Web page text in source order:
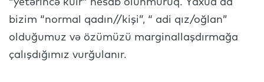
“yetərincə kuir” hesab olunmuruq. Yaxud da
bizim “normal qadın//kişi”, “ adi qız/oğlan”
olduğumuz və özümüzü marginallaşdırmağa
çalışdığımız vurğulanır.